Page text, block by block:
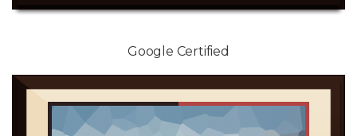
Google Certified